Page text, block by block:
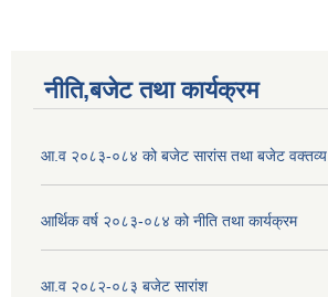
नीति,बजेट तथा कार्यक्रम
आ.व २०८३-०८४ को बजेट सारांस तथा बजेट वक्तव्य
आर्थिक वर्ष २०८३-०८४ को नीति तथा कार्यक्रम
आ.व २०८२-०८३ बजेट सारांश